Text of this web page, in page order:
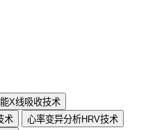
X线吸收技术
术
心率变异分析HRV技术